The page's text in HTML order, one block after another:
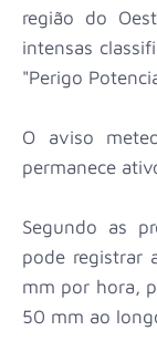
região do
intensas
"Perigo
O aviso
permanece
Segundo as
pode registrar
mm por hora,
50 mm ao